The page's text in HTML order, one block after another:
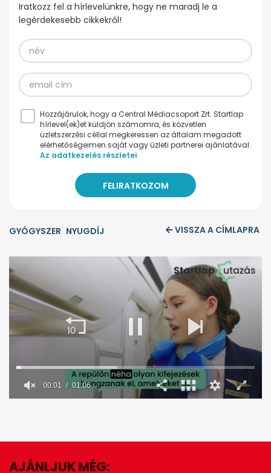
Iratkozz fel a hírlevelünkre, hogy ne maradj le a
legérdekesebb cikkekről!
Hozzájárulok, hogy a Central Médiacsoport Zrt. Startlap
hírlevel(ek)et küldjön számomra, és közvetlen
üzletszerzési céllal megkeressen az általam megadott
elérhetőségeimen saját vagy üzleti partnerei ajánlatával.
Az adatkezelés részletei
GYÓGYSZER NYUGDÍJ VISSZA A CÍMLAPRA
minute,
seconds
00:02 01:06
AJÁNLJUK MÉG: